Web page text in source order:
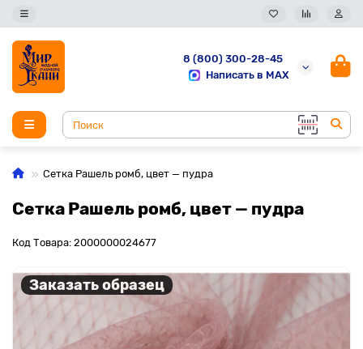
8 (800) 300-28-45
Написать в MAX
Сетка Рашель ромб, цвет — пудра
Сетка Рашель ромб, цвет — пудра
Код Товара: 2000000024677
Заказать образец